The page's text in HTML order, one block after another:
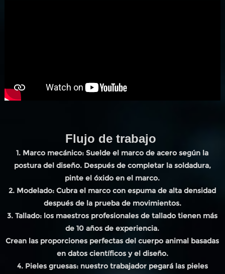
Flujo de trabajo
1. Marco mecánico: Suelde el marco de acero según la
postura del diseño. Después de completar la soldadura,
pinte el óxido en el marco.
2. Modelado: Cubra el marco con espuma de alta densidad
después de la prueba de movimientos.
3. Tallado: los maestros profesionales de tallado tienen más
de 10 años de experiencia.
Crean las proporciones perfectas del cuerpo animal basadas
en datos científicos y el diseño.
4. Pieles gruesas: nuestro trabajador pegará las pieles